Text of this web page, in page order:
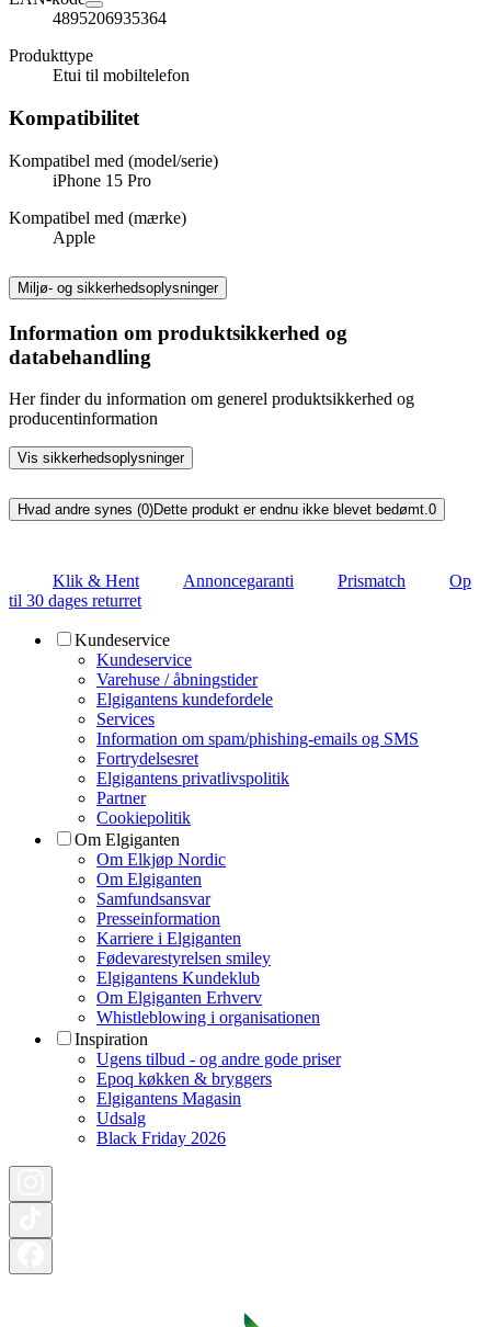
4895206935364
Produkttype
Etui til mobiltelefon
Kompatibilitet
Kompatibel med (model/serie)
iPhone 15 Pro
Kompatibel med (mærke)
Apple
Miljø- og sikkerhedsoplysninger
Information om produktsikkerhed og
databehandling
Her finder du information om generel produktsikkerhed og
producentinformation
Vis sikkerhedsoplysninger
Hvad andre synes (0)Dette produkt er endnu ikke blevet bedømt.0
Klik & Hent Annoncegaranti Prismatch
Op
til 30 dages returret
Kundeservice
Kundeservice
Varehuse / åbningstider
Elgigantens kundefordele
Services
Information om spam/phishing-emails og SMS
Fortrydelsesret
Elgigantens privatlivspolitik
Partner
Cookiepolitik
Om Elgiganten
Om Elkjøp Nordic
Om Elgiganten
Samfundsansvar
Presseinformation
Karriere i Elgiganten
Fødevarestyrelsen smiley
Elgigantens Kundeklub
Om Elgiganten Erhverv
Whistleblowing i organisationen
Inspiration
Ugens tilbud - og andre gode priser
Epoq køkken & bryggers
Elgigantens Magasin
Udsalg
Black Friday 2026